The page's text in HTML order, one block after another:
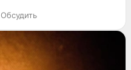
Обсудить